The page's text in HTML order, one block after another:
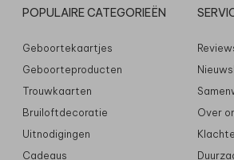
POPULAIRE CATEGORIEËN
Geboortekaartjes
Geboorteproducten
Trouwkaarten
Bruiloftdecoratie
Uitnodigingen
Cadeaus
Over